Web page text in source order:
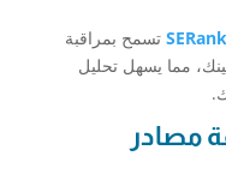
تسمح بمراقبة
مما يسهل تحليل
مصادر